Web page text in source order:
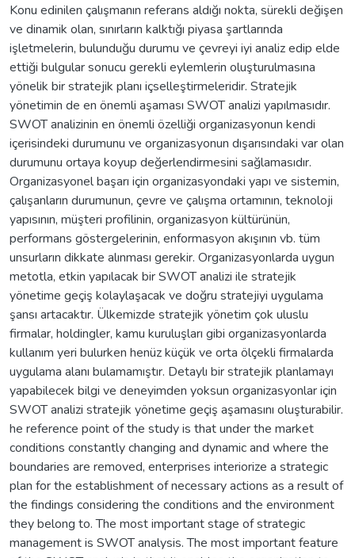
Konu edinilen çalışmanın referans aldığı nokta, sürekli değişen
ve dinamik olan, sınırların kalktığı piyasa şartlarında
işletmelerin, bulunduğu durumu ve çevreyi iyi analiz edip elde
ettiği bulgular sonucu gerekli eylemlerin oluşturulmasına
yönelik bir stratejik planı içselleştirmeleridir. Stratejik
yönetimin de en önemli aşaması SWOT analizi yapılmasıdır.
SWOT analizinin en önemli özelliği organizasyonun kendi
içerisindeki durumunu ve organizasyonun dışarısındaki var olan
durumunu ortaya koyup değerlendirmesini sağlamasıdır.
Organizasyonel başarı için organizasyondaki yapı ve sistemin,
çalışanların durumunun, çevre ve çalışma ortamının, teknoloji
yapısının, müşteri profilinin, organizasyon kültürünün,
performans göstergelerinin, enformasyon akışının vb. tüm
unsurların dikkate alınması gerekir. Organizasyonlarda uygun
metotla, etkin yapılacak bir SWOT analizi ile stratejik
yönetime geçiş kolaylaşacak ve doğru stratejiyi uygulama
şansı artacaktır. Ülkemizde stratejik yönetim çok uluslu
firmalar, holdingler, kamu kuruluşları gibi organizasyonlarda
kullanım yeri bulurken henüz küçük ve orta ölçekli firmalarda
uygulama alanı bulamamıştır. Detaylı bir stratejik planlamayı
yapabilecek bilgi ve deneyimden yoksun organizasyonlar için
SWOT analizi stratejik yönetime geçiş aşamasını oluşturabilir.
he reference point of the study is that under the market
conditions constantly changing and dynamic and where the
boundaries are removed, enterprises interiorize a strategic
plan for the establishment of necessary actions as a result of
the findings considering the conditions and the environment
they belong to. The most important stage of strategic
management is SWOT analysis. The most important feature